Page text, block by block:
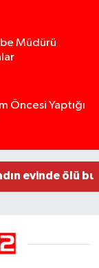
Müdürü
Öncesi Yaptığı
silahlı kavgada
girdiği kavga
GÜL
evinde ölü